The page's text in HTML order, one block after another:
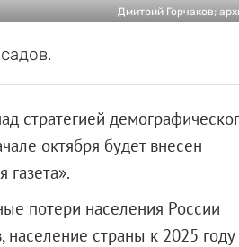
Дмитрий Горчаков;
стратегией
октября будет внесен
газета».
потери населения России
страны к 2025 году